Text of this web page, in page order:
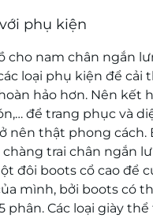
phụ kiện
cho nam chân ngắn
loại phụ kiện để cải
hảo hơn. Nên kết
để trang phục và
nên thật phong cách.
chàng trai chân ngắn
đôi boots cổ cao để
mình, bởi boots có
phân. Các loại giày